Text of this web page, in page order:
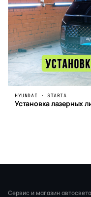
HYUNDAI · STARIA
Установка лазерных
Сервис и магазин